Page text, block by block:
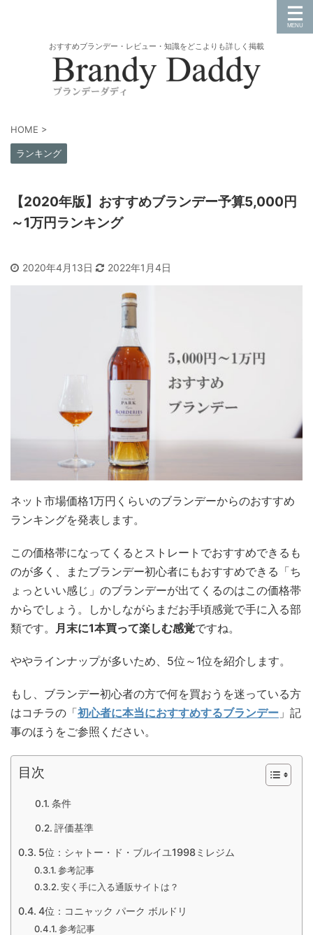
おすすめブランデー・レビュー・知識をどこよりも詳しく掲載
HOME >
ランキング
【2020年版】おすすめブランデー予算5,000円
～1万円ランキング
2020年4月13日 2022年1月4日
ネット市場価格1万円くらいのブランデーからのおすすめ
ランキングを発表します。
この価格帯になってくるとストレートでおすすめできるも
のが多く、またブランデー初心者にもおすすめできる「ち
ょっといい感じ」のブランデーが出てくるのはこの価格帯
からでしょう。しかしながらまだお手頃感覚で手に入る部
類です。
月末に1本買って楽しむ感覚ですね。
ややラインナップが多いため、5位～1位を紹介します。
もし、ブランデー初心者の方で何を買おうを迷っている方
はコチラの「初心者に本当におすすめするブランデー 」記
事のほうをご参照ください。
目次
条件
評価基準
5位：シャトー・ド・ブルイユ1998ミレジム
参考記事
安く手に入る通販サイトは？
4位：コニャック パーク ボルドリ
参考記事